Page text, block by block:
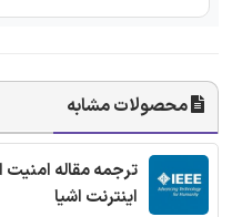
محصولات مشابه
اینترنت اشیا